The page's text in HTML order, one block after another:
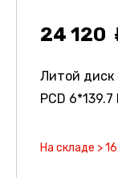
24 120
Литой диск
PCD 6*139.7
На складе >